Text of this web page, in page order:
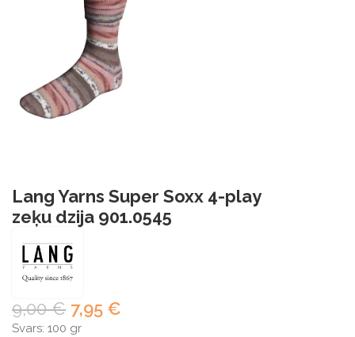
Lang Yarns Super Soxx 4-play
zeķu dzija 901.0545
9,00€ 7,95 €
Svars: 100 gr